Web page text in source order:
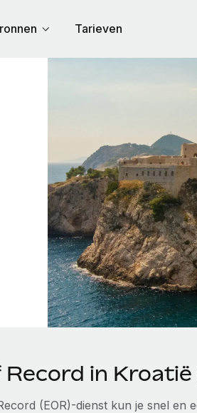
Tarieven
in Kroatië
(EOR)-dienst kun je snel en